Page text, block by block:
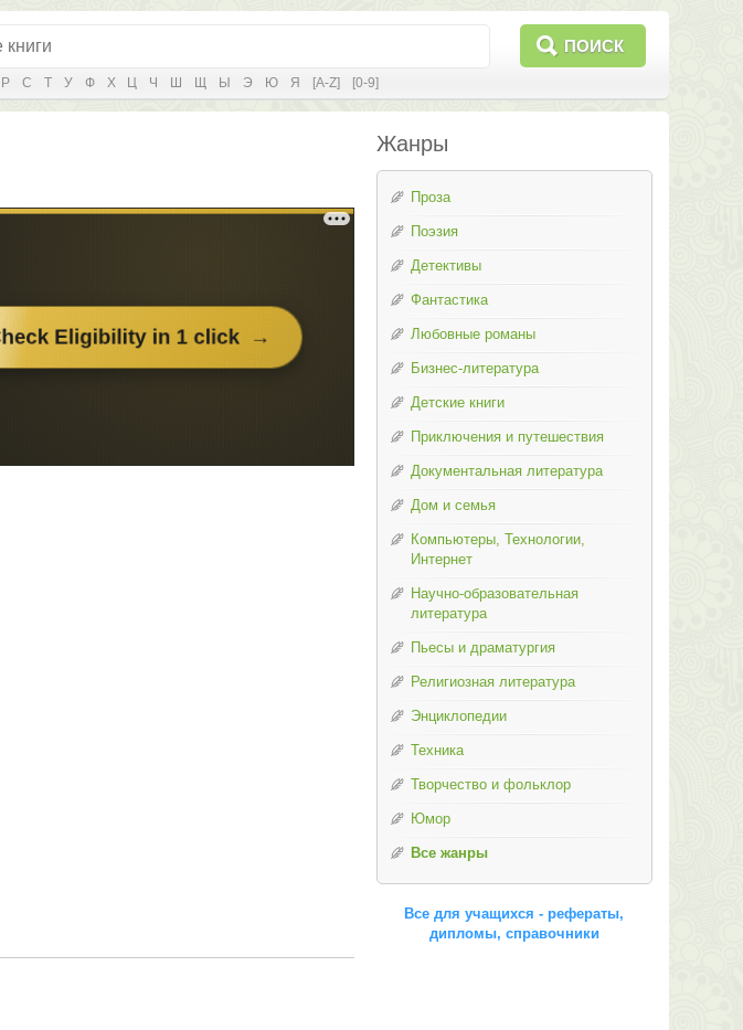
ПОИСК
Р С Т У Ф Х Ц Ч Ш Щ Ы Э Ю Я [A-Z] [0-9]
Жанры
Проза
Поэзия
Детективы
Фантастика
Любовные романы
Бизнес-литература
Детские книги
Приключения и путешествия
Документальная литература
Дом и семья
Компьютеры, Технологии,
Интернет
Научно-образовательная
литература
Пьесы и драматургия
Религиозная литература
Энциклопедии
Техника
Творчество и фольклор
Юмор
Все жанры
Все для учащихся - рефераты,
дипломы, справочники